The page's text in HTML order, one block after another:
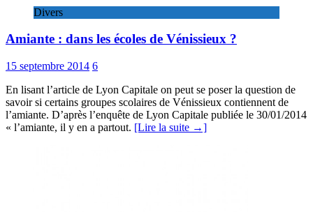
Divers
Amiante : dans les écoles de Vénissieux ?
15 septembre 2014 6
En lisant l’article de Lyon Capitale on peut se poser la question de
savoir si certains groupes scolaires de Vénissieux contiennent de
l’amiante. D’après l’enquête de Lyon Capitale publiée le 30/01/2014
« l’amiante, il y en a partout. [Lire la suite →]